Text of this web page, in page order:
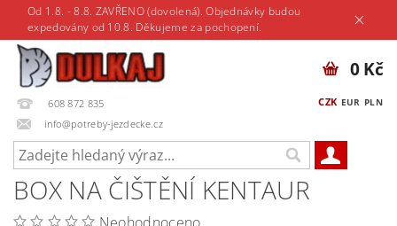
Od 1.8. - 8.8. ZAVŘENO (dovolená). Objednávky budou
expedovány od 10.8. Děkujeme za pochopení.
608 872 835
info@potreby-jezdecke.cz
CZK EUR PLN
0 Kč
BOX NA ČIŠTĚNÍ KENTAUR
Neohodnoceno